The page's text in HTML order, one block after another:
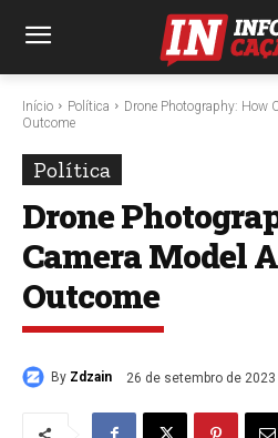
Início Política
Drone Photography: How
Outcome
Política
Drone
Camera Model
Outcome
By Zdzain 26 de setembro de 2023